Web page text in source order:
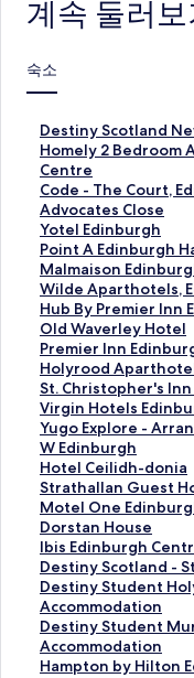
계속 둘러보
숙소
Destiny Scotland
D
e
s
t
i
n
y
S
c
o
t
l
a
n
d
N
e
w
T
o
w
n
A
p
a
r
t
m
Homely 2 Bedroom
Centre
H
o
m
e
l
y
2
B
e
d
r
o
o
m
A
p
a
r
t
m
e
n
t
,
C
l
o
Code - The Court,
C
o
d
e
-
T
h
e
C
o
u
r
t
,
E
d
i
n
b
u
r
g
h
페
이
Advocates Close
A
d
v
o
c
a
t
e
s
C
l
o
s
e
페
이
지
를
여
는
링
크
Yotel Edinburgh
Y
o
t
e
l
E
d
i
n
b
u
r
g
h
페
이
지
를
여
는
링
크
Point A Edinburgh
P
o
i
n
t
A
E
d
i
n
b
u
r
g
h
H
a
y
m
a
r
k
Malmaison
M
a
l
m
a
i
s
o
n
E
d
i
n
b
u
r
g
h
C
i
t
Wilde Aparthotels,
W
i
l
d
e
A
p
a
r
t
h
o
t
e
l
s
,
E
d
i
Hub By Premier Inn
H
u
b
B
y
P
r
e
m
i
e
r
I
n
n
E
d
i
n
Old Waverley Hotel
O
l
d
W
a
v
e
r
l
e
y
H
o
t
e
l
페
이
Premier Inn
P
r
e
m
i
e
r
I
n
n
E
d
i
n
b
u
r
Holyrood
H
o
l
y
r
o
o
d
A
p
a
r
t
h
o
t
St. Christopher's
S
t
.
C
h
r
i
s
t
o
p
h
e
r
'
Virgin Hotels
V
i
r
g
i
n
H
o
t
e
l
s
E
d
Yugo Explore -
Y
u
g
o
E
x
p
l
o
r
e
-
A
W Edinburgh
W
E
d
i
n
b
u
r
g
h
페
이
Hotel Ceilidh-donia
H
o
t
e
l
C
e
i
l
i
d
Strathallan Guest
S
t
r
a
t
h
a
l
l
a
Motel One
M
o
t
e
l
O
n
e
E
Dorstan House
D
o
r
s
t
a
n
H
Ibis Edinburgh
I
b
i
s
E
d
i
Destiny Scotland -
D
e
s
t
i
n
Destiny Student
Accommodation
D
e
s
t
i
Destiny Student
Accommodation
D
e
s
Hampton by Hilton
H